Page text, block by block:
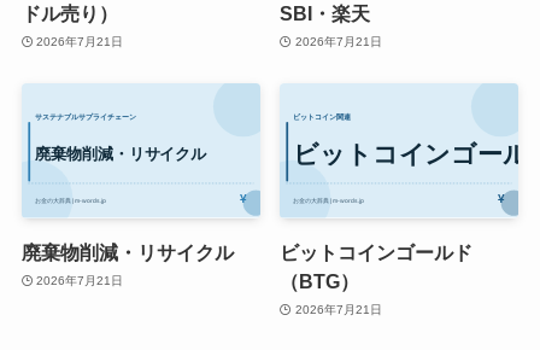
ドル売り）
2026年7月21日
SBI・楽天
2026年7月21日
廃棄物削減・リサイクル
2026年7月21日
ビットコインゴールド
（BTG）
2026年7月21日